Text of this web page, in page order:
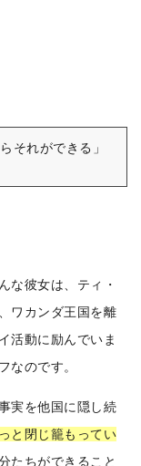
それができる」
な彼女は、ティ・
ワカンダ王国を離
活動に励んでいま
なのです。
実を他国に隠し続
と閉じ籠もってい
たちができること